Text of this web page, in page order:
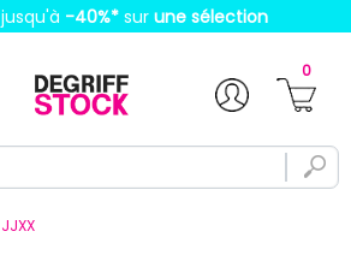
jusqu'à -40%* sur une sélection
0
JJXX